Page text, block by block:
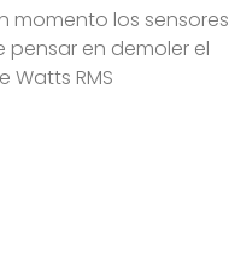
momento los sensores
pensar en demoler el
Watts RMS